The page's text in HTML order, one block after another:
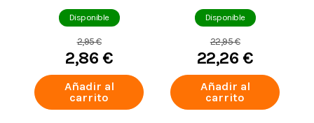
PREMIUM 0,5MM
Disponible
2,95 €
2,86 €
Añadir al
carrito
EDITION 2335
Disponible
22,95 €
22,26 €
Añadir al
carrito